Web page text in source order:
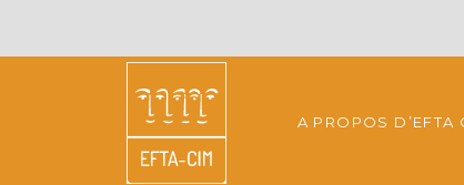
A PROPOS D’EFTA